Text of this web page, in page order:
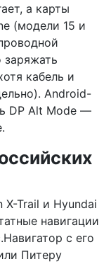
а карты
(модели 15 и
кабель и
Android-
DP Alt Mode —
X-Trail и Hyundai
навигации
с его
Питеру